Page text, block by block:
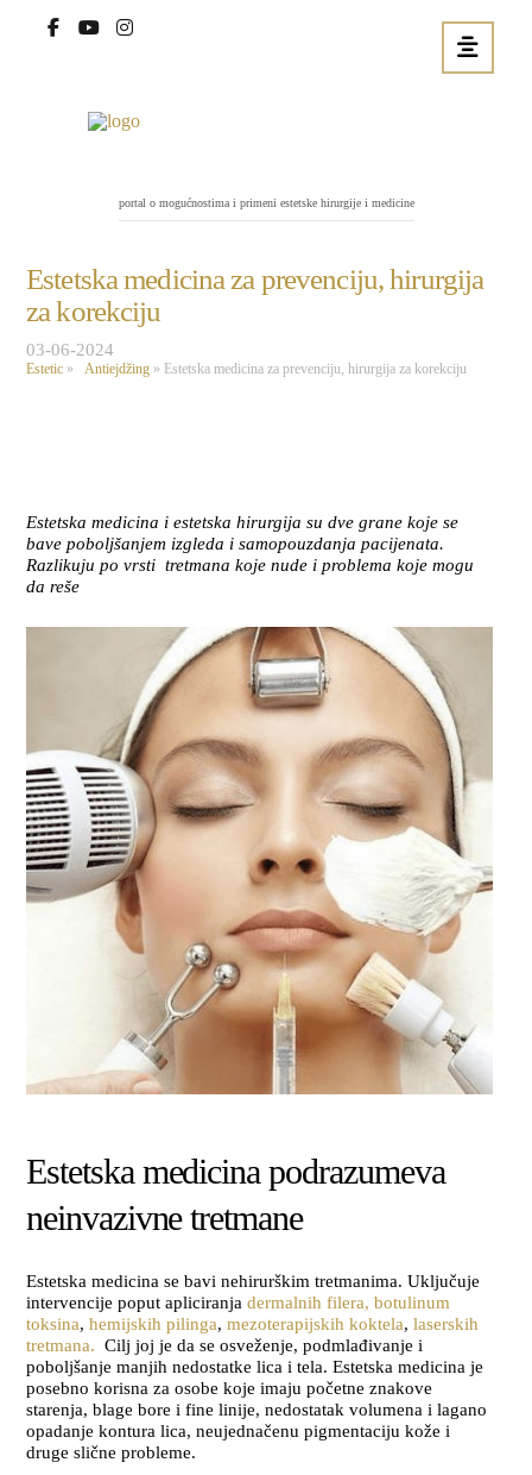
portal o mogućnostima i primeni estetske hirurgije i medicine
Estetska medicina za prevenciju, hirurgija
za korekciju
03-06-2024
Estetic » Antiejdžing » Estetska medicina za prevenciju, hirurgija za korekciju
Estetska medicina i estetska hirurgija su dve grane koje se
bave poboljšanjem izgleda i samopouzdanja pacijenata.
Razlikuju po vrsti tretmana koje nude i problema koje mogu
da reše
Estetska medicina podrazumeva
neinvazivne tretmane
Estetska medicina se bavi nehirurškim tretmanima. Uključuje
intervencije poput apliciranja dermalnih filera, botulinum
toksina, hemijskih pilinga, mezoterapijskih koktela, laserskih
tretmana. Cilj joj je da se osveženje, podmlađivanje i
poboljšanje manjih nedostatke lica i tela. Estetska medicina je
posebno korisna za osobe koje imaju početne znakove
starenja, blage bore i fine linije, nedostatak volumena i lagano
opadanje kontura lica, neujednačenu pigmentaciju kože i
druge slične probleme.